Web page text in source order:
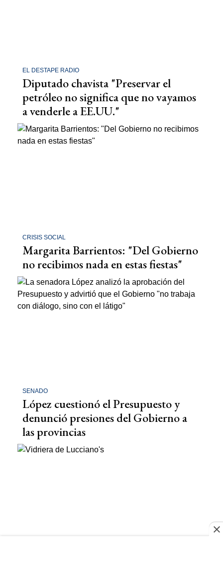
EL DESTAPE RADIO
Diputado chavista "Preservar el
petróleo no significa que no vayamos
a venderle a EE.UU."
CRISIS SOCIAL
Margarita Barrientos: "Del Gobierno
no recibimos nada en estas fiestas"
SENADO
López cuestionó el Presupuesto y
denunció presiones del Gobierno a
las provincias